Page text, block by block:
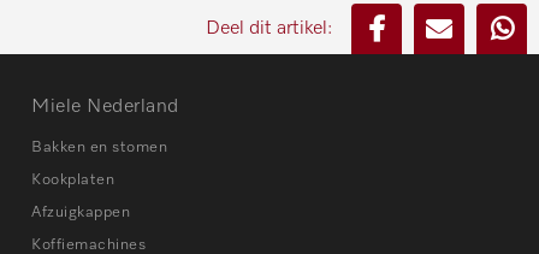
Deel dit artikel:
Miele Nederland
Bakken en stomen
Kookplaten
Afzuigkappen
Koffiemachines